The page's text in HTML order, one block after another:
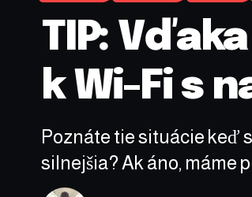
TIP:
k Wi-Fi s
Poznáte tie situácie keď
silnejšia? Ak áno, máme